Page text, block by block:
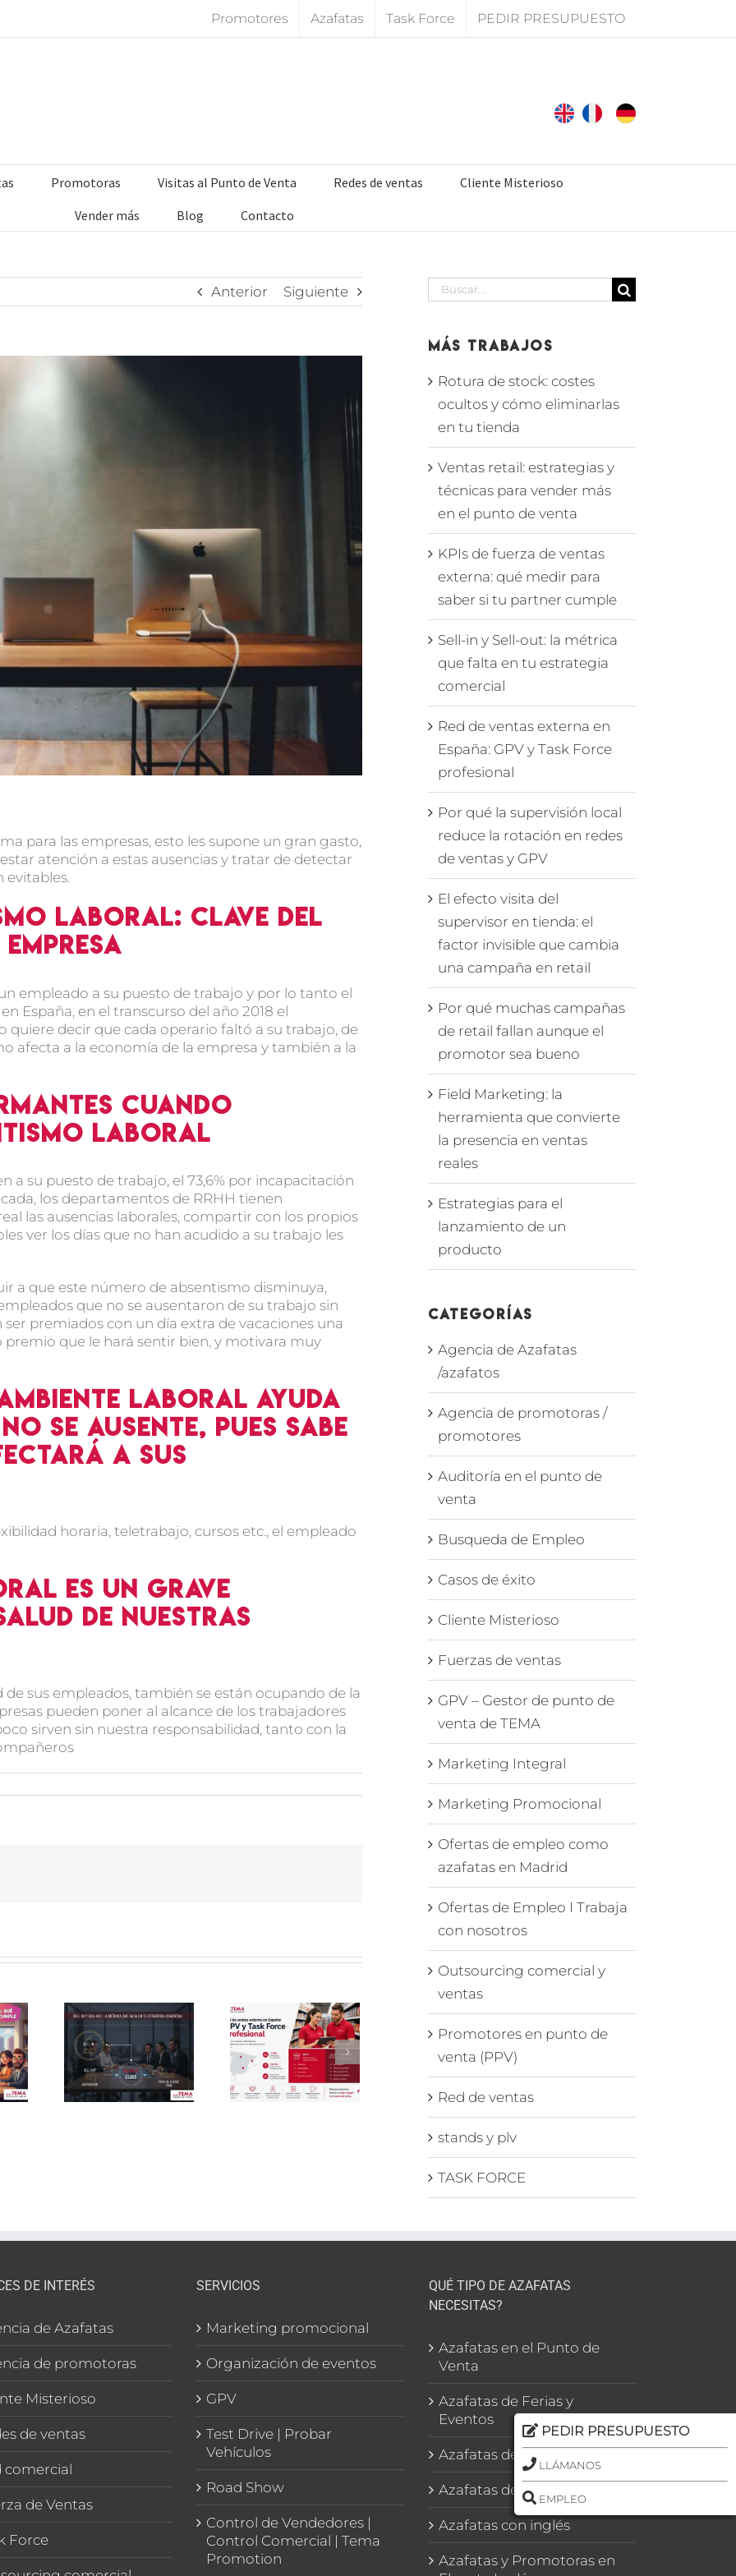
Promotores Azafatas Task Force PEDIR PRESUPUESTO
Promotoras Visitas al Punto de Venta Redes de ventas
Cliente Misterioso
Vender más
Blog Contacto
Anterior Siguiente
para las empresas, esto les supone un gran gasto,
atención a estas ausencias y tratar de detectar
evitables.
laboral: Clave del
empleado a su puesto de trabajo y por lo tanto el
España, en el transcurso del año 2018 el
quiere decir que cada operario faltó a su trabajo, de
afecta a la economía de la empresa y también a la
cuando
laboral
a su puesto de trabajo, el 73,6% por incapacitación
los departamentos de RRHH tienen
las ausencias laborales, compartir con los propios
ver los días que no han acudido a su trabajo les
a que este número de absentismo disminuya,
que no se ausentaron de su trabajo sin
premiados con un día extra de vacaciones una
que le hará sentir bien, y motivara muy
laboral ayuda
se ausente, pues sabe
a sus
horaria, teletrabajo, cursos etc., el empleado
es un grave
de nuestras
de sus empleados, también se están ocupando de la
pueden poner al alcance de los trabajadores
sirven sin nuestra responsabilidad, tanto con la
y
tu
Red de
ventas
externa
en
España:
GPV y
Task
Por qué
la
supervisión
local
reduce la
rotación
en redes
Buscar:
Más Trabajos
Rotura de stock: costes
ocultos y cómo eliminarlas
en tu tienda
Ventas retail: estrategias y
técnicas para vender más
en el punto de venta
KPIs de fuerza de ventas
externa: qué medir para
saber si tu partner cumple
Sell-in y Sell-out: la métrica
que falta en tu estrategia
comercial
Red de ventas externa en
España: GPV y Task Force
profesional
Por qué la supervisión local
reduce la rotación en redes
de ventas y GPV
El efecto visita del
supervisor en tienda: el
factor invisible que cambia
una campaña en retail
Por qué muchas campañas
de retail fallan aunque el
promotor sea bueno
Field Marketing: la
herramienta que convierte
la presencia en ventas
reales
Estrategias para el
lanzamiento de un
producto
Categorías
Agencia de Azafatas
/azafatos
Agencia de promotoras /
promotores
Auditoría en el punto de
venta
Busqueda de Empleo
Casos de éxito
Cliente Misterioso
Fuerzas de ventas
GPV – Gestor de punto de
venta de TEMA
Marketing Integral
Marketing Promocional
Ofertas de empleo como
azafatas en Madrid
Ofertas de Empleo I Trabaja
con nosotros
Outsourcing comercial y
ventas
Promotores en punto de
venta (PPV)
Red de ventas
stands y plv
TASK FORCE
DE INTERÉS
de Azafatas
de promotoras
Misterioso
de ventas
comercial
de Ventas
Force
SERVICIOS
Marketing promocional
Organización de eventos
GPV
Test Drive | Probar
Vehículos
Road Show
Control de Vendedores |
Control Comercial | Tema
Promotion
QUÉ TIPO DE AZAFATAS
NECESITAS?
Azafatas en el Punto de
Venta
Azafatas de Ferias y
Eventos
Azafatas de Congresos
Azafatas de Imagen
Azafatas con inglés
Azafatas y Promotoras en
PEDIR PRESUPUESTO
LLÁMANOS
EMPLEO